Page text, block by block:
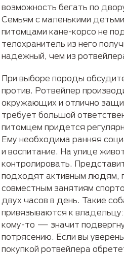
возможность бегать по
Семьям с маленькими
питомцами кане-корсо не
телохранитель из него
надежный, чем из
При выборе породы
против. Ротвейлер
окружающих и отлично
требует большой
питомцем придется
Ему необходима ранняя
и воспитание. На улице
контролировать.
подходят активным людям,
совместным занятиям
двух часов в день. Такие
привязываются к
кому-то — значит
потрясению. Если вы
покупкой ротвейлера